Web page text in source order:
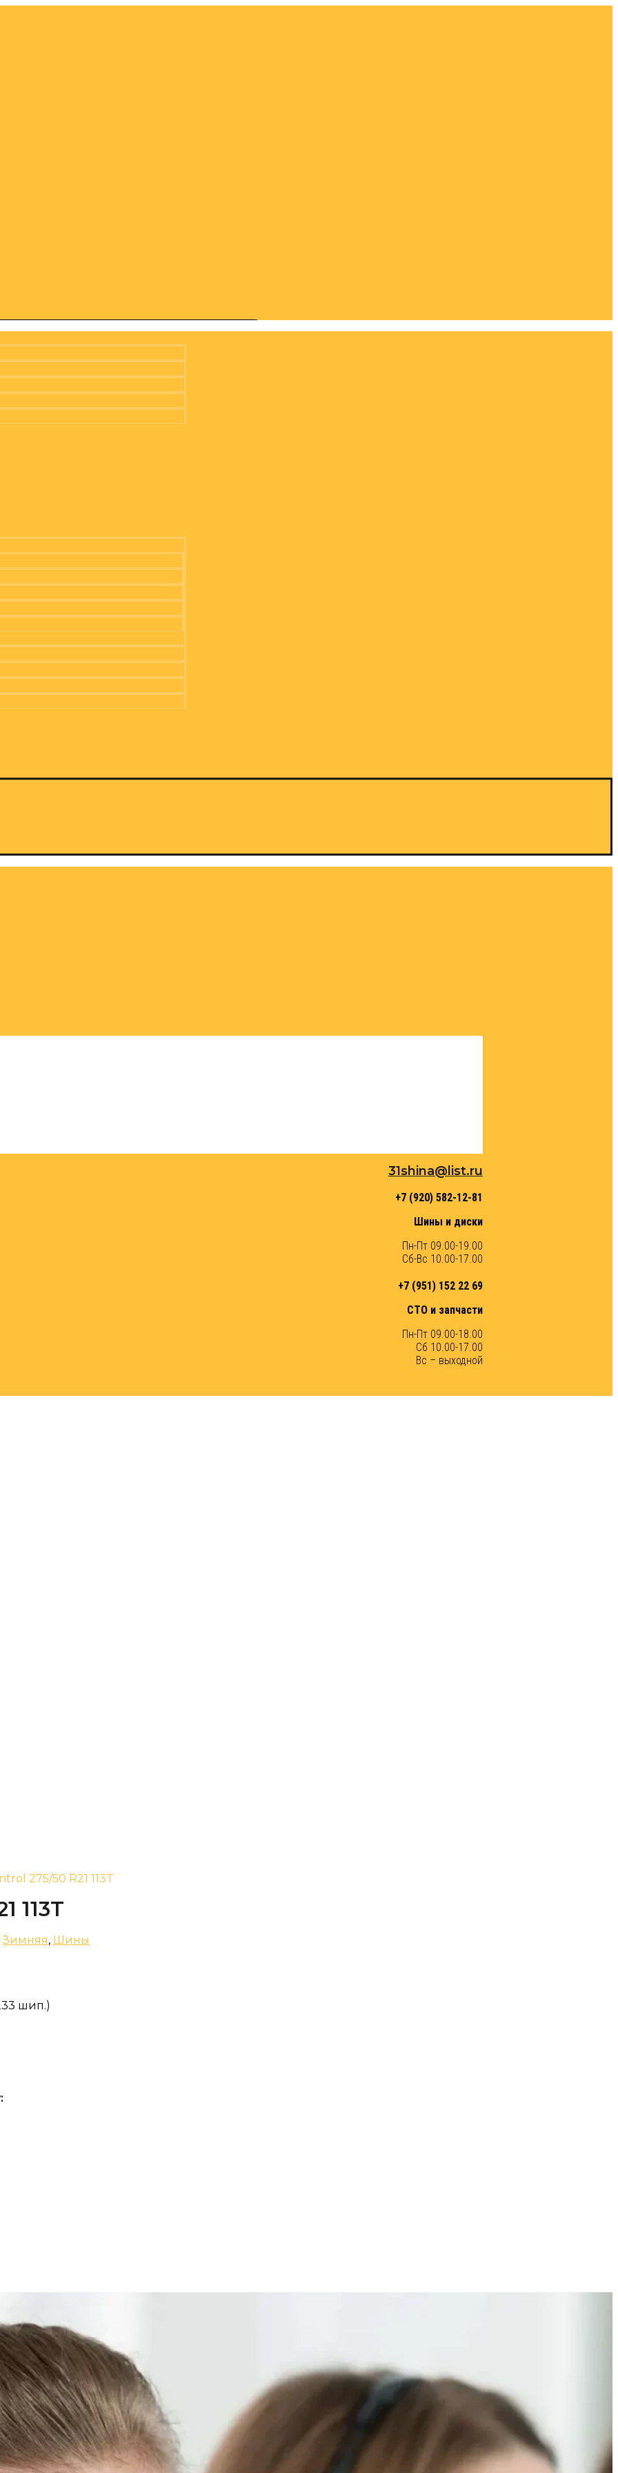
31shina@list.ru
+7 (920) 582-12-81
Шины и диски
Пн-Пт 09.00-19.00
Сб-Вс 10.00-17.00
+7 (951) 152 22 69
СТО и запчасти
Пн-Пт 09.00-18.00
Сб 10.00-17.00
Вс – выходной
275/50 R21 113T
113T
Зимняя, Шины
шип.)